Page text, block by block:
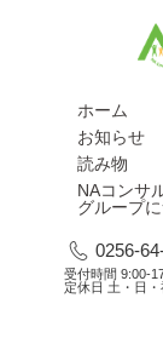
ホーム
お知らせ
読み物
NAコンサ
グループ
0256-
受付時間 9:00-
定休日 土・日・